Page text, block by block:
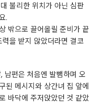
불리한 위치가 아닌 심판
.
밖으로 끌어올릴 준비가 끝
을 받지 않았더라면 결코
남편은 처음엔 발뺌하며 오
된 메시지와 상간녀 집 앞에
바닥에 주저앉았던 것 같았